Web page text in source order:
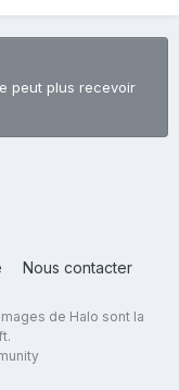
peut plus recevoir
Nous contacter
de Halo sont la